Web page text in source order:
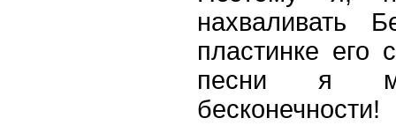
нахваливать
пластинке его
песни я
бесконечности!